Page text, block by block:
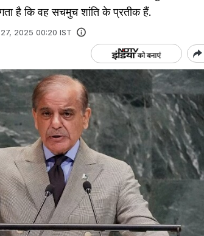
है कि वह सचमुच शांति के प्रतीक हैं.
27, 2025 00:20 IST